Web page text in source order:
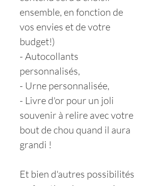
ensemble, en fonction de
vos envies et de votre
budget!)
- Autocollants
personnalisés,
- Urne personnalisée,
- Livre d'or pour un joli
souvenir à relire avec votre
bout de chou quand il aura
grandi !
Et bien d'autres possibilités